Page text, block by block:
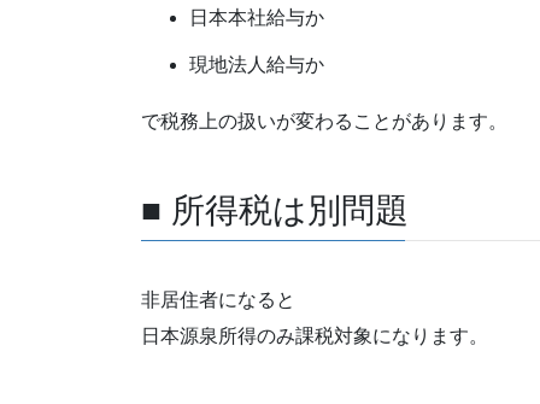
日本本社給与か
現地法人給与か
で税務上の扱いが変わることがあります。
■ 所得税は別問題
非居住者になると
日本源泉所得のみ課税対象になります。